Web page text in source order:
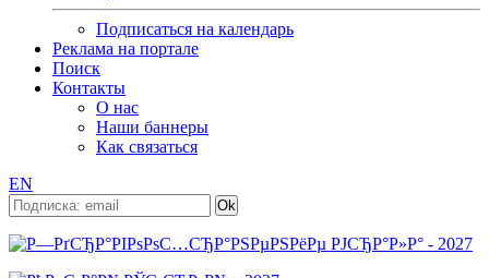
Подписаться на календарь
Реклама на портале
Поиск
Контакты
О нас
Наши баннеры
Как связаться
EN